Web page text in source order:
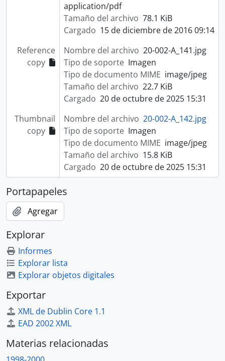
application/pdf
Tamaño del archivo 78.1 KiB
Cargado 15 de diciembre de 2016 09:14
Reference
copy
Nombre del archivo 20-002-A_141.jpg
Tipo de soporte Imagen
Tipo de documento MIME image/jpeg
Tamaño del archivo 22.7 KiB
Cargado 20 de octubre de 2025 15:31
Thumbnail
copy
Nombre del archivo 20-002-A_142.jpg
Tipo de soporte Imagen
Tipo de documento MIME image/jpeg
Tamaño del archivo 15.8 KiB
Cargado 20 de octubre de 2025 15:31
Portapapeles
Agregar
Explorar
Informes
Explorar lista
Explorar objetos digitales
Exportar
XML de Dublin Core 1.1
EAD 2002 XML
Materias relacionadas